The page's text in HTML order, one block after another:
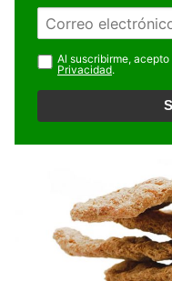
r
e
E
m
a
i
l
Al suscribirme, acepto
Privacidad.